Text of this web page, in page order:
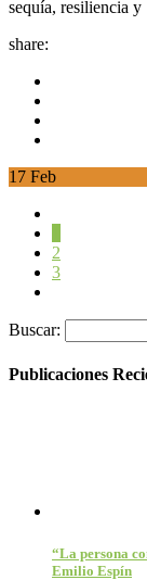
sequía, resiliencia y
share:
17 Feb
2
3
Buscar:
Publicaciones
“La persona
Emilio Espín